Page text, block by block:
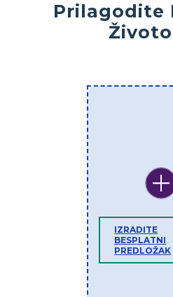
Prilagodite
IZRADITE
BESPLATNI
PREDLOŽAK